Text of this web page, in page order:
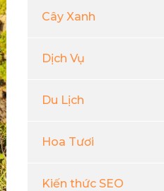
Cây Xanh
Dịch Vụ
Du Lịch
Hoa Tươi
Kiến thức SEO